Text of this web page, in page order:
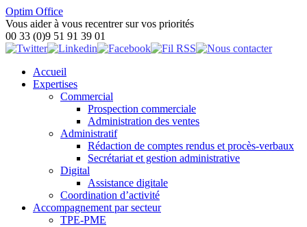
Optim Office
Vous aider à vous recentrer sur vos priorités
00 33 (0)9 51 91 39 01
Accueil
Expertises
Commercial
Prospection commerciale
Administration des ventes
Administratif
Rédaction de comptes rendus et procès-verbaux
Secrétariat et gestion administrative
Digital
Assistance digitale
Coordination d’activité
Accompagnement par secteur
TPE-PME